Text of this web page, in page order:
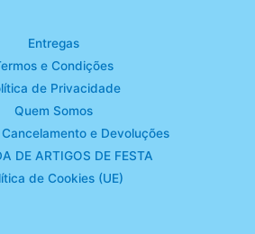
Entregas
e Condições
de Privacidade
Quem Somos
e Devoluções
DE ARTIGOS DE FESTA
de Cookies (UE)